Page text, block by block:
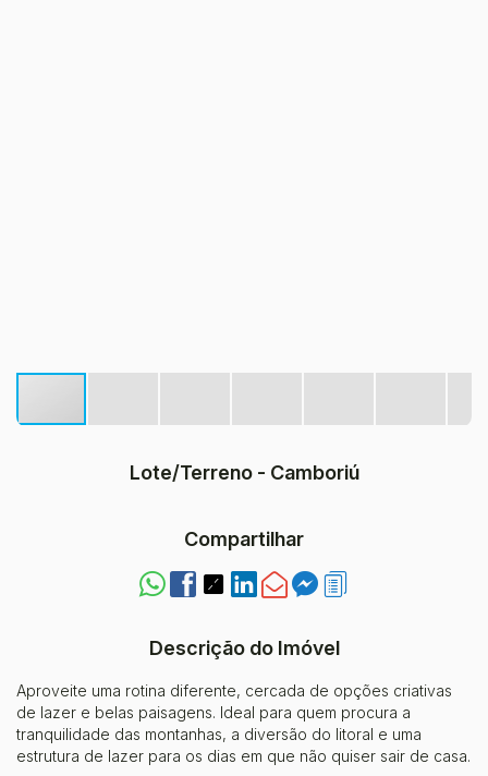
Lote/Terreno - Camboriú
Compartilhar
Descrição do Imóvel
Aproveite uma rotina diferente, cercada de opções criativas
de lazer e belas paisagens. Ideal para quem procura a
tranquilidade das montanhas, a diversão do litoral e uma
estrutura de lazer para os dias em que não quiser sair de casa.